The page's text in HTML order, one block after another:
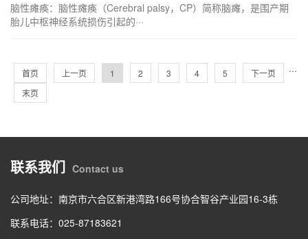
脑性瘫痪：脑性瘫痪（Cerebral palsy，CP）简称脑瘫，是围产期
胎儿中枢神经系统损伤引起的···
首页 上一页 1 2 3 4 5 ···
下一页
末页
联系我们 Contact us
公司地址：南京市六合区新港湾路166号协合智谷产业园16-3栋
联系电话：025-87183621